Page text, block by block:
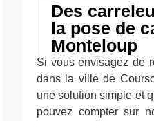
Des
la pose de
Monteloup
Si vous envisagez de
dans la ville de
une solution simple et
pouvez compter sur